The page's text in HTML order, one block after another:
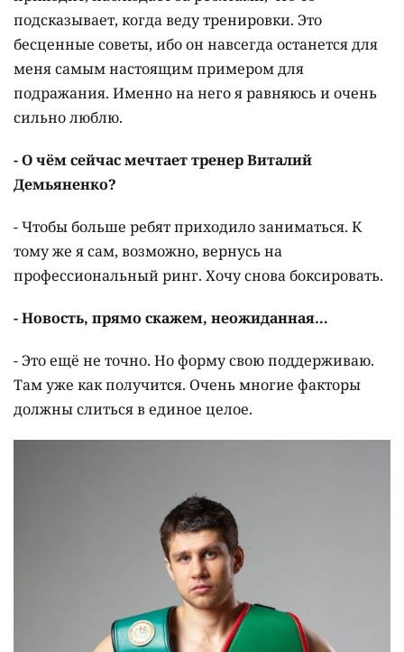
подсказывает, когда веду тренировки. Это
бесценные советы, ибо он навсегда останется для
меня самым настоящим примером для
подражания. Именно на него я равняюсь и очень
сильно люблю.
- О чём сейчас мечтает тренер Виталий
Демьяненко?
- Чтобы больше ребят приходило заниматься. К
тому же я сам, возможно, вернусь на
профессиональный ринг. Хочу снова боксировать.
- Новость, прямо скажем, неожиданная…
- Это ещё не точно. Но форму свою поддерживаю.
Там уже как получится. Очень многие факторы
должны слиться в единое целое.